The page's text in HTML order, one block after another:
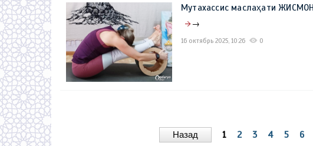
Мутахассис маслаҳати
→
16 октябрь 2025, 10:26 0
Назад 1 2 3 4 5 6